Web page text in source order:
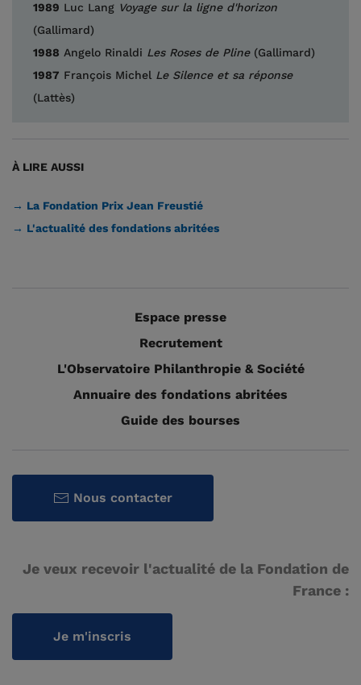
1989 Luc Lang Voyage sur la ligne d'horizon
(Gallimard)
1988 Angelo Rinaldi Les Roses de Pline(Gallimard)
1987 François Michel Le Silence et sa réponse
(Lattès)
À LIRE AUSSI
→ La Fondation Prix Jean Freustié
→ L'actualité des fondations abritées
Espace presse
Recrutement
L'Observatoire Philanthropie & Société
Annuaire des fondations abritées
Guide des bourses
Nous contacter
Je veux recevoir l'actualité de la Fondation de
France :
Je m'inscris